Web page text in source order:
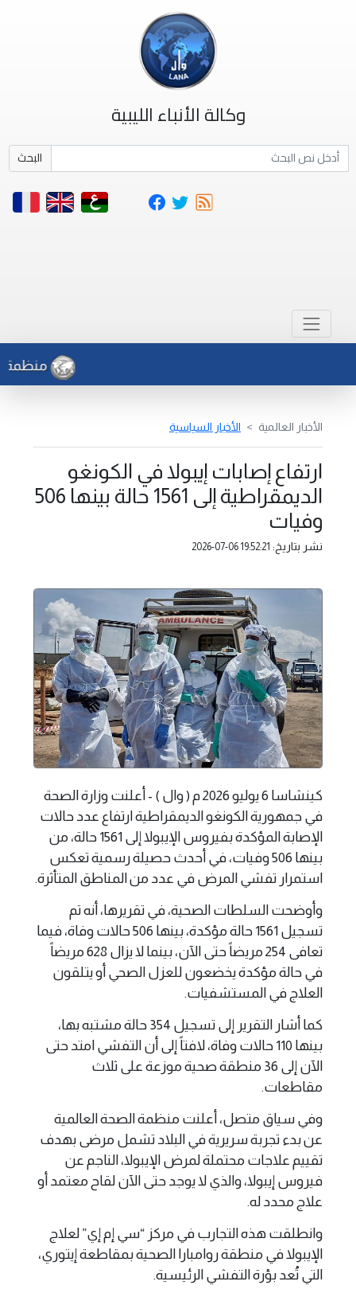
وكالة الأنباء الليبية
البحث
منظمة
الأخبار العالمية الأخبار السياسية
ارتفاع إصابات إيبولا في الكونغو
الديمقراطية إلى 1561 حالة بينها 506
وفيات
نشر بتاريخ: 2026-07-06 19:52:21
كينشاسا 6 يوليو 2026 م ( وال ) - أعلنت وزارة الصحة
في جمهورية الكونغو الديمقراطية ارتفاع عدد حالات
الإصابة المؤكدة بفيروس الإيبولا إلى 1561 حالة، من
بينها 506 وفيات، في أحدث حصيلة رسمية تعكس
استمرار تفشي المرض في عدد من المناطق المتأثرة.
وأوضحت السلطات الصحية، في تقريرها، أنه تم
تسجيل 1561 حالة مؤكدة، بينها 506 حالات وفاة، فيما
تعافى 254 مريضاً حتى الآن، بينما لا يزال 628 مريضاً
في حالة مؤكدة يخضعون للعزل الصحي أو يتلقون
العلاج في المستشفيات.
كما أشار التقرير إلى تسجيل 354 حالة مشتبه بها،
بينها 110 حالات وفاة، لافتاً إلى أن التفشي امتد حتى
الآن إلى 36 منطقة صحية موزعة على ثلاث
مقاطعات.
وفي سياق متصل، أعلنت منظمة الصحة العالمية
عن بدء تجربة سريرية في البلاد تشمل مرضى بهدف
تقييم علاجات محتملة لمرض الإيبولا، الناجم عن
فيروس إيبولا، والذي لا يوجد حتى الآن لقاح معتمد أو
علاج محدد له.
وانطلقت هذه التجارب في مركز “سي إم إي” لعلاج
الإيبولا في منطقة روامبارا الصحية بمقاطعة إيتوري،
التي تُعد بؤرة التفشي الرئيسية.